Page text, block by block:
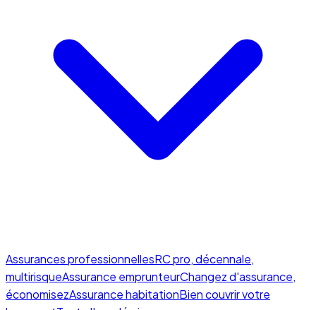
Assurances professionnellesRC pro, décennale,
multirisqueAssurance emprunteurChangez d'assurance,
économisezAssurance habitationBien couvrir votre